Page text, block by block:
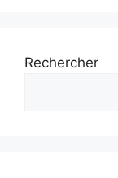
Rechercher